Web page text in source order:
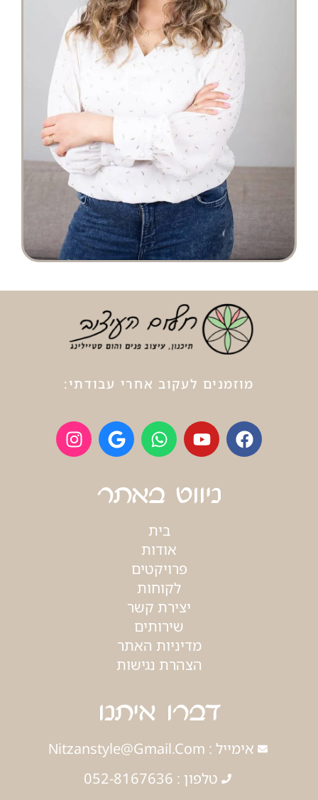
מוזמנים לעקוב אחרי עבודתי:
ניווט באתר
בית
אודות
פרויקטים
לקוחות
יצירת קשר
שירותים
מדיניות האתר
הצהרת נגישות
דברו איתנו
אימייל : Nitzanstyle@gmail.com
טלפון : 052-8167636